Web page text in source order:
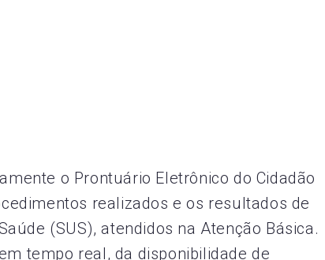
o Prontuário Eletrônico do Cidadão
realizados e os resultados de
(SUS), atendidos na Atenção Básica.
tempo real, da disponibilidade de